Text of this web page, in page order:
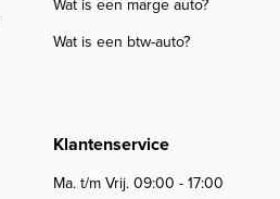
Wat is een marge auto?
Wat is een btw-auto?
Klantenservice
Ma. t/m Vrij. 09:00 - 17:00